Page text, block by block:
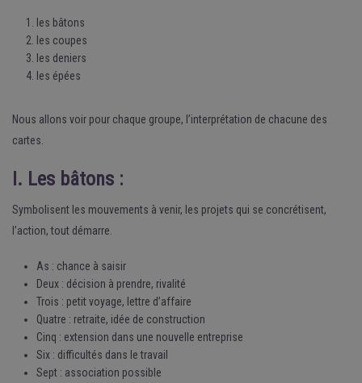
les bâtons
les coupes
les deniers
les épées
Nous allons voir pour chaque groupe, l’interprétation de chacune des
cartes.
I. Les bâtons :
Symbolisent les mouvements à venir, les projets qui se concrétisent,
l’action, tout démarre.
As : chance à saisir
Deux : décision à prendre, rivalité
Trois : petit voyage, lettre d’affaire
Quatre : retraite, idée de construction
Cinq : extension dans une nouvelle entreprise
Six : difficultés dans le travail
Sept : association possible